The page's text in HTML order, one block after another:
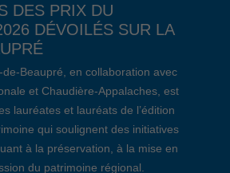
DES PRIX DU
DÉVOILÉS SUR LA
Beaupré, en collaboration avec
et Chaudière-Appalaches, est
lauréates et lauréats de l’édition
qui soulignent des initiatives
à la préservation, à la mise en
du patrimoine régional.